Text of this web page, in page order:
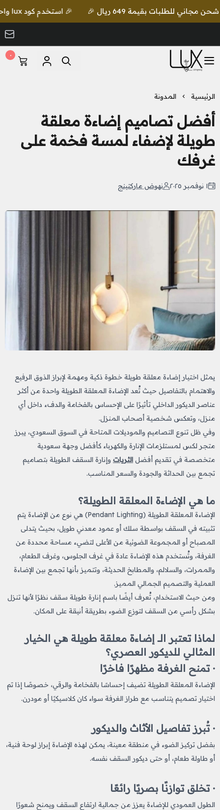
🎉 استخدم كود lux واحصل على خصم إضافي مع شحن مجاني للطلبات بقيمة 649 ريال 🎉
LUX Lighting
٠
الرئيسية المدونة
أفضل تصاميم إضاءة معلقة
طويلة لإضفاء لمسة فخمة على
غرفك
١ نوفمبر ٢٠٢٥ نهوض ماركتينج
يمثل اختيار إضاءة معلقة طويلة خطوة ذكية ومهمة لإبراز الذوق الرفيع
والاهتمام بالتفاصيل حيث تُعد الإضاءة المعلقة الطويلة واحدة من أكثر
عناصر الديكور الداخلي تأثيرًا على الإحساس بالفخامة والدفء داخل أي
منزل، وتعكس شخصية أصحاب المنزل.
وفي ظل تنوع التصاميم والموديلات المتاحة في السوق السعودي، يبرز
متجر لكس لمستلزمات الإنارة والكهرباء كأفضل وجهة سعودية
متخصصة في تقديم أفضل الثريات وإنارة السقف الطويلة بتصاميم
تجمع بين الحداثة والجودة والسعر المناسب.
ما هي الإضاءة المعلقة الطويلة؟
الإضاءة المعلقة الطويلة (Pendant Lighting) هي نوع من الإضاءة يتم
تثبيته في السقف بواسطة سلك أو عمود معدني طويل، بحيث يتدلى
المصباح أو المجموعة الضوئية من الأعلى لتضيء مساحة محددة من
الغرفة، وتُستخدم هذه الإضاءة عادة في غرف الجلوس، وغرف الطعام،
والممرات، والسلالم، والمطابخ الحديثة، وتتميز بأنها تجمع بين الإضاءة
العملية والتصميم الجمالي المميز.
ومن حيث الاستخدام، تُعرف أيضًا باسم إنارة طويلة سقف نظرًا لأنها تنزل
بشكل رأسي من السقف لتوزع الضوء بطريقة أنيقة على المكان.
لماذا تعتبر الــ إضاءة معلقة طويلة هي الخيار
المثالي للديكور العصري؟
· تمنح الغرفة مظهرًا فاخرًا
الإضاءة المعلقة الطويلة تضيف إحساسًا بالفخامة والرقي، خصوصًا إذا تم
اختيار تصميم يتناسب مع طراز الغرفة سواء كان كلاسيكيًا أو مودرن.
· تُبرز تفاصيل الأثاث والديكور
بفضل تركيز الضوء في منطقة معينة، يمكن لهذه الإضاءة إبراز لوحة فنية،
أو طاولة طعام، أو حتى ديكور السقف نفسه.
· تخلق توازنًا بصريًا رائعًا
الطول العمودي للإضاءة يعزز من جمالية ارتفاع السقف ويمنح شعورًا